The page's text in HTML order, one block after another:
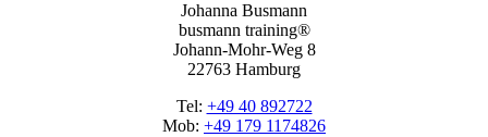
Johanna Busmann
busmann training®
Johann-Mohr-Weg 8
22763 Hamburg
Tel: +49 40 892722
Mob: +49 179 1174826